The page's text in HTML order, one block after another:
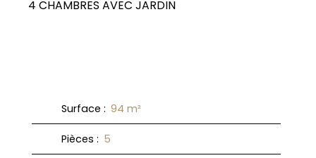
4 CHAMBRES AVEC JARDIN
Surface : 94 m²
Pièces : 5